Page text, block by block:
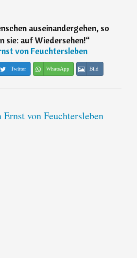
auseinandergehen, so
sie: auf Wiedersehen!“
von Feuchtersleben
Twitter WhatsApp Bild
von Feuchtersleben